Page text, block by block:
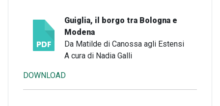
Guiglia, il borgo tra Bologna e
Modena
Da Matilde di Canossa agli Estensi
A cura di Nadia Galli
DOWNLOAD